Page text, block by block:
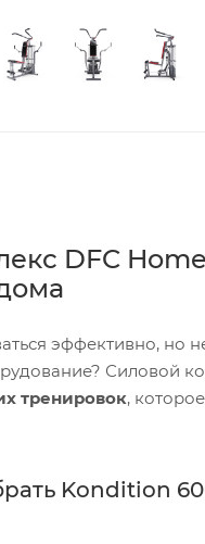
DFC
эффективно, но
Силовой
тренировок,
Kondition